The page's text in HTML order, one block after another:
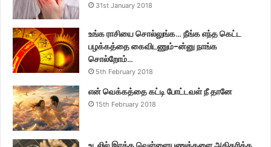
31st January 2018
உங்க ராசியை சொல்லுங்க… நீங்க எந்த கெட்ட
பழக்கத்தை கைவிடணும்-ன்னு நாங்க
சொல்றோம்…
5th February 2018
என் வெக்கத்தை கட்டி போட்டவள் நீ தானே
15th February 2018